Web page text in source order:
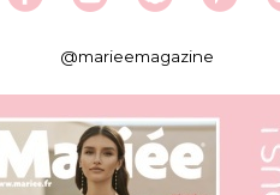
@marieemagazine